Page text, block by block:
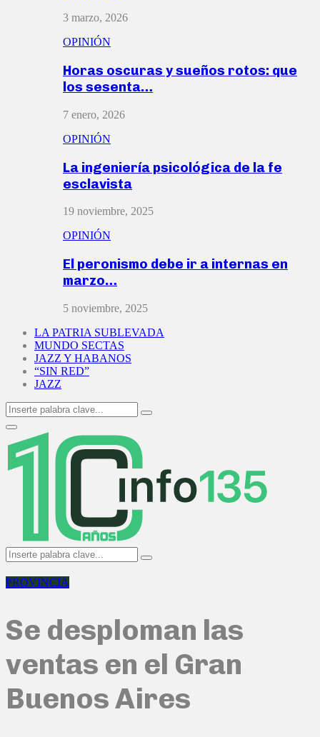
3 marzo, 2026
OPINIÓN
Horas oscuras y sueños rotos: que
los sesenta…
7 enero, 2026
OPINIÓN
La ingeniería psicológica de la fe
esclavista
19 noviembre, 2025
OPINIÓN
El peronismo debe ir a internas en
marzo…
5 noviembre, 2025
LA PATRIA SUBLEVADA
MUNDO SECTAS
JAZZ Y HABANOS
“SIN RED”
JAZZ
Search
for:
Search
Primary
Menu
Search
for:
Search
PROVINCIA
Se desploman las
ventas en el Gran
Buenos Aires